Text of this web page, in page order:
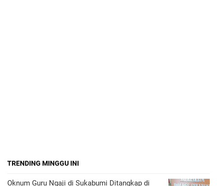
TRENDING MINGGU INI
Oknum Guru Ngaji di Sukabumi Ditangkap di